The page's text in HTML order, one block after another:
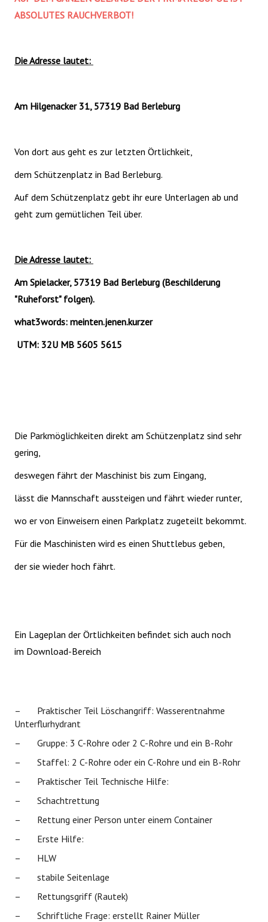
ABSOLUTES RAUCHVERBOT!
Die Adresse lautet:
Am Hilgenacker 31, 57319 Bad Berleburg
Von dort aus geht es zur letzten Örtlichkeit,
dem Schützenplatz in Bad Berleburg.
Auf dem Schützenplatz gebt ihr eure Unterlagen ab und
geht zum gemütlichen Teil über.
Die Adresse lautet:
Am Spielacker, 57319 Bad Berleburg (Beschilderung
"Ruheforst" folgen).
what3words: meinten.jenen.kurzer
UTM: 32U MB 5605 5615
Die Parkmöglichkeiten direkt am Schützenplatz sind sehr
gering,
deswegen fährt der Maschinist bis zum Eingang,
lässt die Mannschaft aussteigen und fährt wieder runter,
wo er von Einweisern einen Parkplatz zugeteilt bekommt.
Für die Maschinisten wird es einen Shuttlebus geben,
der sie wieder hoch fährt.
Ein Lageplan der Örtlichkeiten befindet sich auch noch
im Download-Bereich
– Praktischer Teil Löschangriff: Wasserentnahme
Unterflurhydrant
– Gruppe: 3 C-Rohre oder 2 C-Rohre und ein B-Rohr
– Staffel: 2 C-Rohre oder ein C-Rohre und ein B-Rohr
– Praktischer Teil Technische Hilfe:
– Schachtrettung
– Rettung einer Person unter einem Container
– Erste Hilfe:
– HLW
– stabile Seitenlage
– Rettungsgriff (Rautek)
– Schriftliche Frage: erstellt Rainer Müller